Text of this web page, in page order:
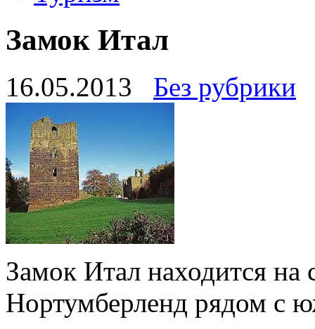
Замок Итал
16.05.2013 Без рубрики
Замок Итал находится на
Нортумберленд рядом с